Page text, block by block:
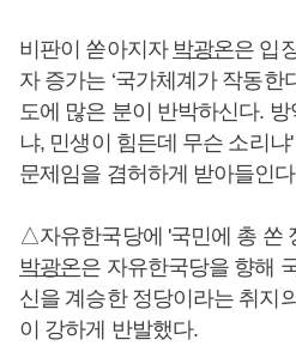
비판이 쏟아지자 박광온은 입
자 증가는 ‘국가체계가 작동한
도에 많은 분이 반박하신다.
냐, 민생이 힘든데 무슨 소리
문제임을 겸허하게 받아들인
△자유한국당에 '국민에 총 쏜
박광온은 자유한국당을 향해
신을 계승한 정당이라는 취지
이 강하게 반발했다.